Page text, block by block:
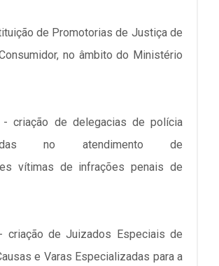
de Promotorias de Justiça de
no âmbito do Ministério
de delegacias de polícia
no atendimento de
vítimas de infrações penais de
de Juizados Especiais de
e Varas Especializadas para a